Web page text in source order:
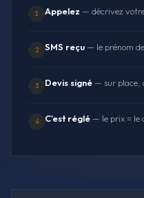
1 Appelez — décrivez
2 SMS reçu — le prénom
3 Devis signé — sur place,
4 C'est réglé — le prix = le